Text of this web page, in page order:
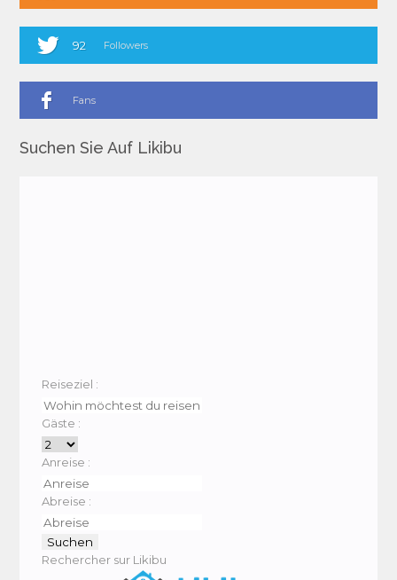
92 Followers
Fans
Suchen Sie Auf Likibu
Reiseziel :
Gäste :
Anreise :
Abreise :
Rechercher sur Likibu